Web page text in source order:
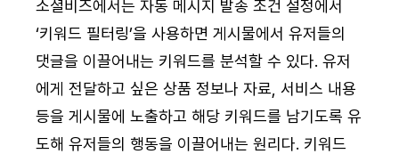
소셜비즈에서는 자동 메시지 발송 조건 설정에서
‘키워드 필터링’을 사용하면 게시물에서 유저들의
댓글을 이끌어내는 키워드를 분석할 수 있다. 유저
에게 전달하고 싶은 상품 정보나 자료, 서비스 내용
등을 게시물에 노출하고 해당 키워드를 남기도록 유
도해 유저들의 행동을 이끌어내는 원리다. 키워드